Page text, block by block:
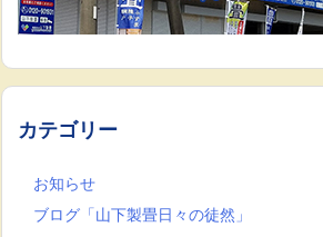
カテゴリー
お知らせ
ブログ「山下製畳日々の徒然」